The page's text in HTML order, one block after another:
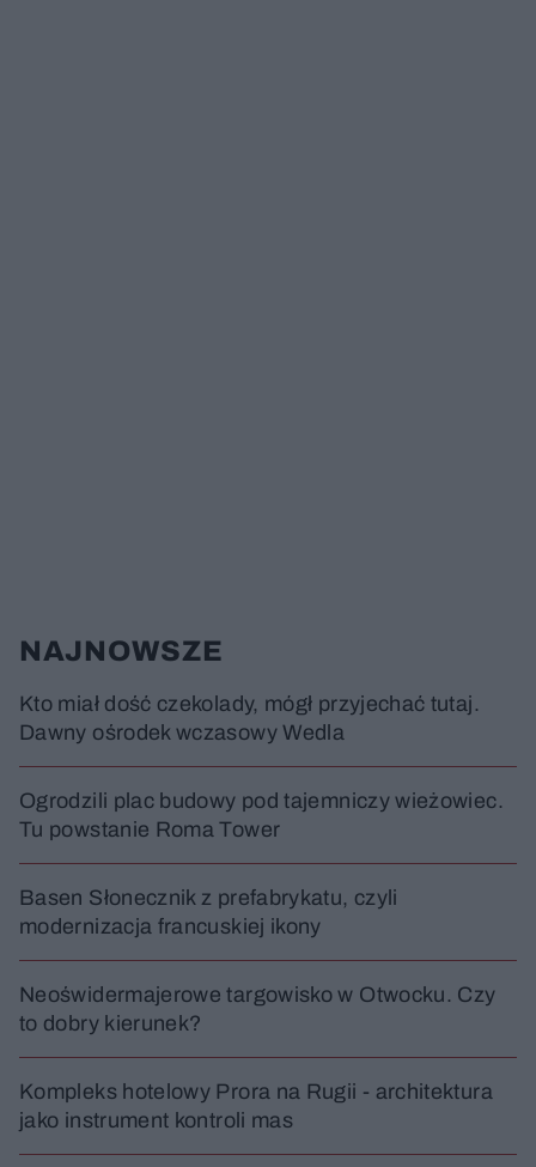
NAJNOWSZE
Kto miał dość czekolady, mógł przyjechać tutaj.
Dawny ośrodek wczasowy Wedla
Ogrodzili plac budowy pod tajemniczy wieżowiec.
Tu powstanie Roma Tower
Basen Słonecznik z prefabrykatu, czyli
modernizacja francuskiej ikony
Neoświdermajerowe targowisko w Otwocku. Czy
to dobry kierunek?
Kompleks hotelowy Prora na Rugii - architektura
jako instrument kontroli mas